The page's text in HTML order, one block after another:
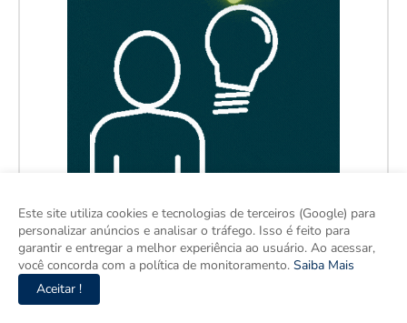
Este site utiliza cookies e tecnologias de terceiros (Google) para
personalizar anúncios e analisar o tráfego. Isso é feito para
garantir e entregar a melhor experiência ao usuário. Ao acessar,
você concorda com a política de monitoramento. Saiba Mais
Aceitar !